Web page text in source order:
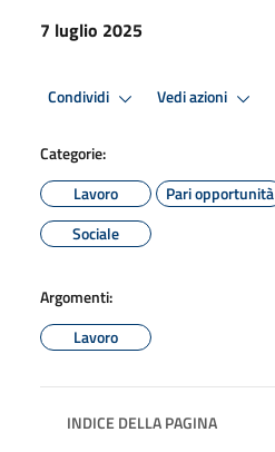
7 luglio 2025
Condividi Vedi azioni
Categorie:
Lavoro
Pari opportunità
Sociale
Argomenti:
Lavoro
INDICE DELLA PAGINA